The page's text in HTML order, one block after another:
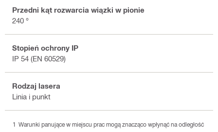
Przedni kąt rozwarcia wiązki w pionie
240 °
Stopień ochrony IP
IP 54 (EN 60529)
Rodzaj lasera
Linia i punkt
Warunki panujące w miejscu prac mogą znacząco wpłynąć na odległość